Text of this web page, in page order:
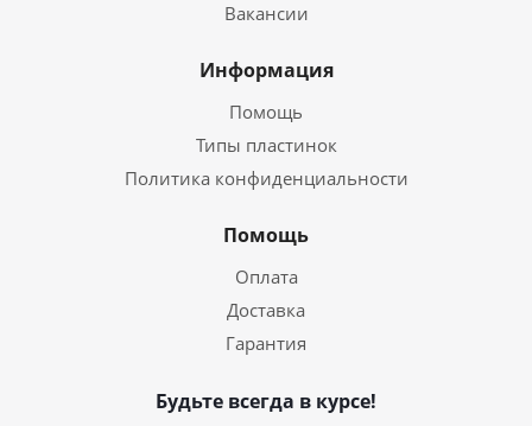
Вакансии
Информация
Помощь
Типы пластинок
Политика конфиденциальности
Помощь
Оплата
Доставка
Гарантия
Будьте всегда в курсе!